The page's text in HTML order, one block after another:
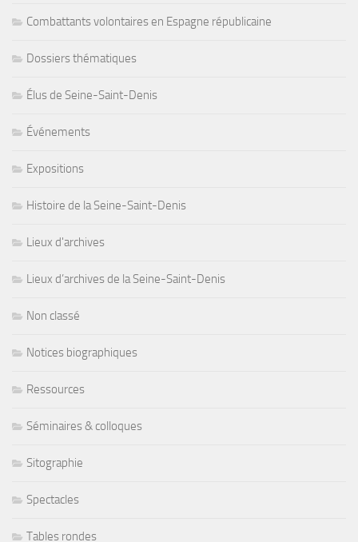
Combattants volontaires en Espagne républicaine
Dossiers thématiques
Élus de Seine-Saint-Denis
Événements
Expositions
Histoire de la Seine-Saint-Denis
Lieux d'archives
Lieux d’archives de la Seine-Saint-Denis
Non classé
Notices biographiques
Ressources
Séminaires & colloques
Sitographie
Spectacles
Tables rondes